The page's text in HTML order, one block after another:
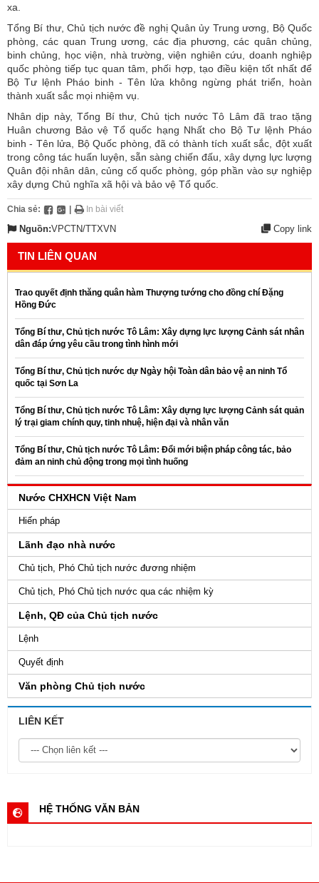
xa.
Tổng Bí thư, Chủ tịch nước đề nghị Quân ủy Trung ương, Bộ Quốc
phòng, các quan Trung ương, các địa phương, các quân chủng,
binh chủng, học viện, nhà trường, viện nghiên cứu, doanh nghiệp
quốc phòng tiếp tục quan tâm, phối hợp, tạo điều kiện tốt nhất để
Bộ Tư lệnh Pháo binh - Tên lửa không ngừng phát triển, hoàn
thành xuất sắc mọi nhiệm vụ.
Nhân dịp này, Tổng Bí thư, Chủ tịch nước Tô Lâm đã trao tặng
Huân chương Bảo vệ Tổ quốc hạng Nhất cho Bộ Tư lệnh Pháo
binh - Tên lửa, Bộ Quốc phòng, đã có thành tích xuất sắc, đột xuất
trong công tác huấn luyện, sẵn sàng chiến đấu, xây dựng lực lượng
Quân đội nhân dân, củng cố quốc phòng, góp phần vào sự nghiệp
xây dựng Chủ nghĩa xã hội và bảo vệ Tổ quốc.
Chia sẻ: In bài viết
Nguồn:VPCTN/TTXVN Copy link
TIN LIÊN QUAN
Trao quyết định thăng quân hàm Thượng tướng cho đồng chí Đặng
Hồng Đức
Tổng Bí thư, Chủ tịch nước Tô Lâm: Xây dựng lực lượng Cảnh sát nhân
dân đáp ứng yêu cầu trong tình hình mới
Tổng Bí thư, Chủ tịch nước dự Ngày hội Toàn dân bảo vệ an ninh Tổ
quốc tại Sơn La
Tổng Bí thư, Chủ tịch nước Tô Lâm: Xây dựng lực lượng Cảnh sát quản
lý trại giam chính quy, tinh nhuệ, hiện đại và nhân văn
Tổng Bí thư, Chủ tịch nước Tô Lâm: Đổi mới biện pháp công tác, bảo
đảm an ninh chủ động trong mọi tình huống
Nước CHXHCN Việt Nam
Hiến pháp
Lãnh đạo nhà nước
Chủ tịch, Phó Chủ tịch nước đương nhiệm
Chủ tịch, Phó Chủ tịch nước qua các nhiệm kỳ
Lệnh, QĐ của Chủ tịch nước
Lệnh
Quyết định
Văn phòng Chủ tịch nước
LIÊN KẾT
HỆ THỐNG VĂN BẢN